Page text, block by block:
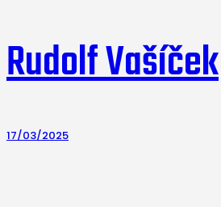
Rudolf Vašíček
17/03/2025